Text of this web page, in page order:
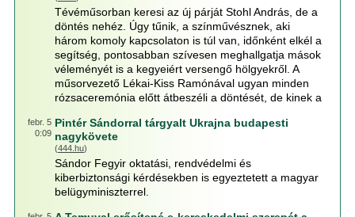
Tévéműsorban keresi az új párját Stohl András, de a
döntés nehéz. Úgy tűnik, a színművésznek, aki
három komoly kapcsolaton is túl van, időnként elkél a
segítség, pontosabban szívesen meghallgatja mások
véleményét is a kegyeiért versengő hölgyekről. A
műsorvezető Lékai-Kiss Ramónával ugyan minden
rózsaceremónia előtt átbeszéli a döntését, de kinek a
febr. 5
0:09
Pintér Sándorral tárgyalt Ukrajna budapesti
nagykövete
(444.hu)
Sándor Fegyir oktatási, rendvédelmi és
kiberbiztonsági kérdésekben is egyeztetett a magyar
belügyminiszterrel.